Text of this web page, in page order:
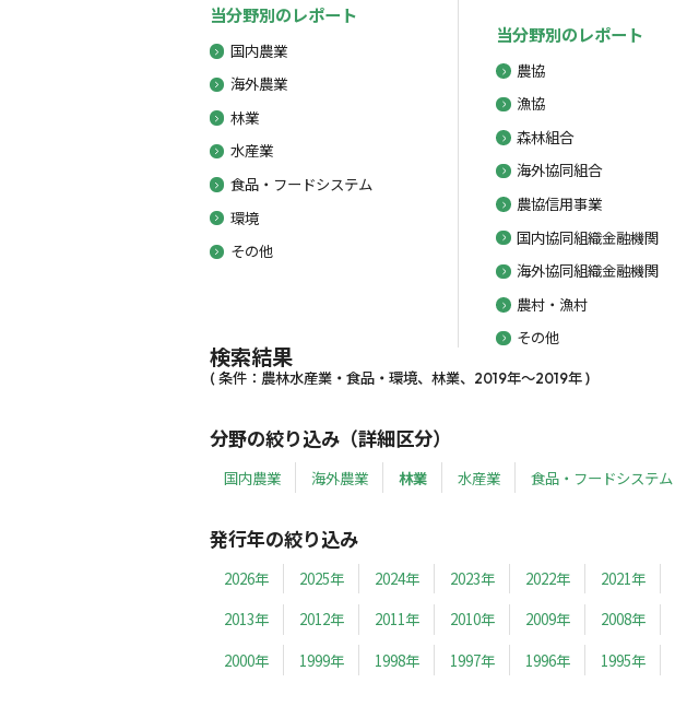
当分野別のレポート
国内農業
海外農業
林業
水産業
食品・フードシステム
環境
その他
当分野別のレポート
農協
漁協
森林組合
海外協同組合
農協信用事業
国内協同組織金融機関
海外協同組織金融機関
農村・漁村
その他
検索結果
( 条件：農林水産業・食品・環境、林業、2019年～2019年 )
分野の絞り込み（詳細区分）
国内農業 海外農業 林業 水産業 食品・フードシステム
発行年の絞り込み
2026年 2025年 2024年 2023年 2022年 2021年
2013年
2012年 2011年 2010年 2009年 2008年
2000年
1999年 1998年 1997年 1996年 1995年